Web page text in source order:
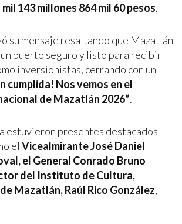
mil 143 millones 864 mil 60 pesos.
su mensaje resaltando que Mazatlán
puerto seguro y listo para recibir
inversionistas, cerrando con un
cumplida! Nos vemos en el
de Mazatlán 2026”.
estuvieron presentes destacados
el Vicealmirante José Daniel
el General Conrado Bruno
del Instituto de Cultura,
Mazatlán, Raúl Rico González,